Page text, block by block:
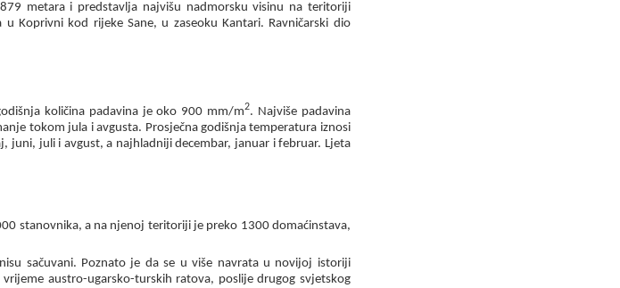
879 metara i predstavlja najvišu nadmorsku visinu na teritoriji
u Koprivni kod rijeke Sane, u zaseoku Kantari. Ravničarski dio
količina padavina je oko 900 mm/m2. Najviše padavina
tokom jula i avgusta. Prosječna godišnja temperatura iznosi
juni, juli i avgust, a najhladniji decembar, januar i februar. Ljeta
stanovnika, a na njenoj teritoriji je preko 1300 domaćinstava,
sačuvani. Poznato je da se u više navrata u novijoj istoriji
austro-ugarsko-turskih ratova, poslije drugog svjetskog